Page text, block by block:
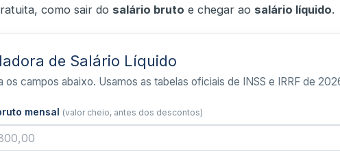
como sair do salário bruto e chegar ao salário líquido.
de Salário Líquido
os campos abaixo. Usamos as tabelas oficiais de INSS e IRRF de
mensal (valor cheio, antes dos descontos)